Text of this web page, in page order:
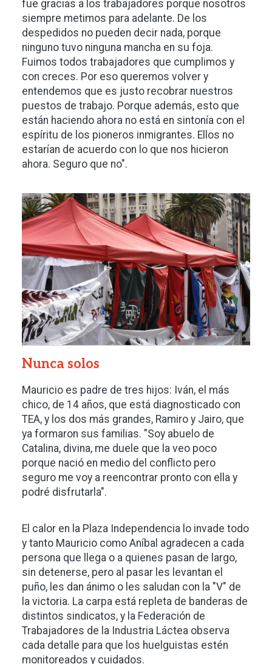
fue gracias a los trabajadores porque nosotros
siempre metimos para adelante. De los
despedidos no pueden decir nada, porque
ninguno tuvo ninguna mancha en su foja.
Fuimos todos trabajadores que cumplimos y
con creces. Por eso queremos volver y
entendemos que es justo recobrar nuestros
puestos de trabajo. Porque además, esto que
están haciendo ahora no está en sintonía con el
espíritu de los pioneros inmigrantes. Ellos no
estarían de acuerdo con lo que nos hicieron
ahora. Seguro que no".
Imagen
Nunca solos
Mauricio es padre de tres hijos: Iván, el más
chico, de 14 años, que está diagnosticado con
TEA, y los dos más grandes, Ramiro y Jairo, que
ya formaron sus familias. "Soy abuelo de
Catalina, divina, me duele que la veo poco
porque nació en medio del conflicto pero
seguro me voy a reencontrar pronto con ella y
podré disfrutarla".
El calor en la Plaza Independencia lo invade todo
y tanto Mauricio como Aníbal agradecen a cada
persona que llega o a quienes pasan de largo,
sin detenerse, pero al pasar les levantan el
puño, les dan ánimo o les saludan con la "V" de
la victoria. La carpa está repleta de banderas de
distintos sindicatos, y la Federación de
Trabajadores de la Industria Láctea observa
cada detalle para que los huelguistas estén
monitoreados y cuidados.